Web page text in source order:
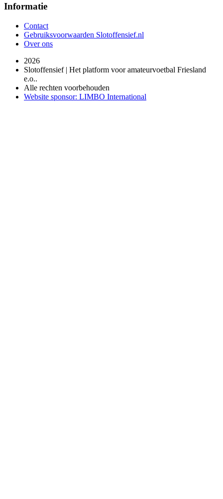
Informatie
Contact
Gebruiksvoorwaarden Slotoffensief.nl
Over ons
2026
Slotoffensief | Het platform voor amateurvoetbal Friesland
e.o..
Alle rechten voorbehouden
Website sponsor: LIMBO International